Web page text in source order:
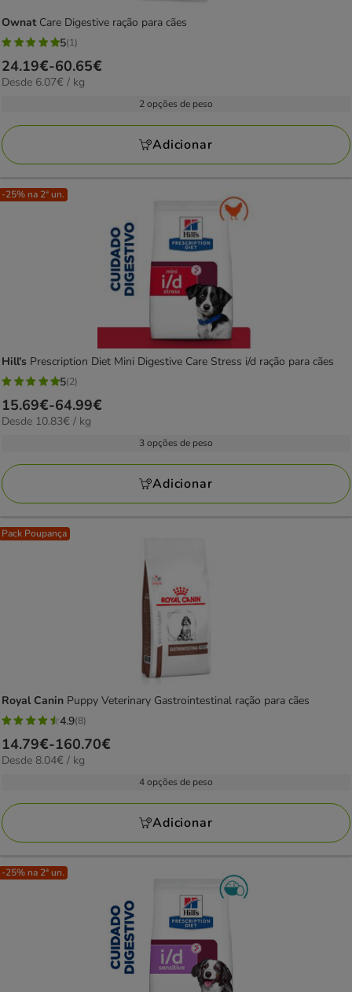
Ownat Care Digestive ração para cães
5
estrelas
com
avaliações
5(1)
Preço
de
60.65€
24.19€-60.65€
6.07€
Desde 6.07€ / kg
2 opções de peso
Adicionar
-25% na 2ª un.
Hill's Prescription Diet Mini Digestive Care Stress i/d ração para cães
5
estrelas
com
avaliações
5(2)
Preço
de
64.99€
15.69€-64.99€
10.83€
Desde 10.83€ / kg
3 opções de peso
Adicionar
Pack Poupança
Royal Canin Puppy Veterinary Gastrointestinal ração para cães
4.9
estrelas
com
avaliações
4.9(8)
Preço
de
160.70€
14.79€-160.70€
8.04€
Desde 8.04€ / kg
4 opções de peso
Adicionar
-25% na 2ª un.